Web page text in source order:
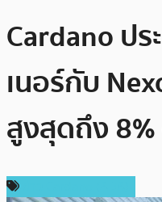
Cardano ป
เนอร์กับ
สูงสุดถึง